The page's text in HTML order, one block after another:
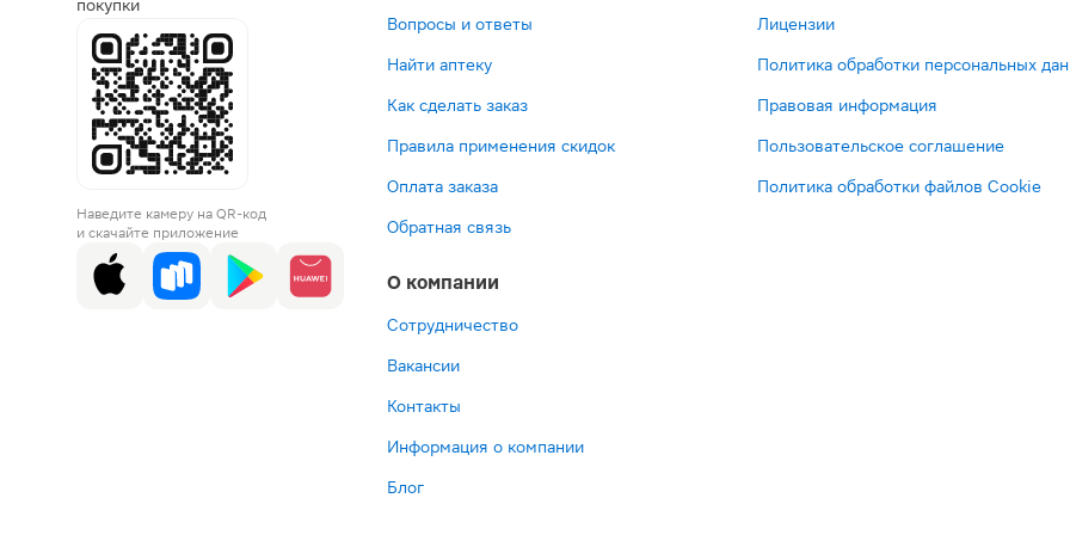
покупки
Наведите камеру на QR-код
и скачайте приложение
Вопросы и ответы
Найти аптеку
Как сделать заказ
Правила применения скидок
Оплата заказа
Обратная связь
О компании
Сотрудничество
Вакансии
Контакты
Информация о компании
Блог
Лицензии
Политика обработки персональных
Правовая информация
Пользовательское соглашение
Политика обработки файлов Cookie